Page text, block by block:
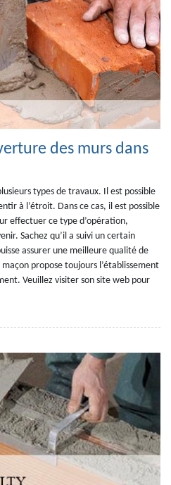
des murs dans
types de travaux. Il est possible
à l’étroit. Dans ce cas, il est possible
effectuer ce type d’opération,
Sachez qu’il a suivi un certain
assurer une meilleure qualité de
propose toujours l’établissement
Veuillez visiter son site web pour